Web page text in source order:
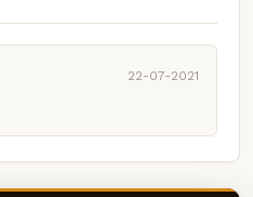
22-07-2021